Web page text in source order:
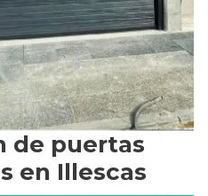
de puertas
en Illescas